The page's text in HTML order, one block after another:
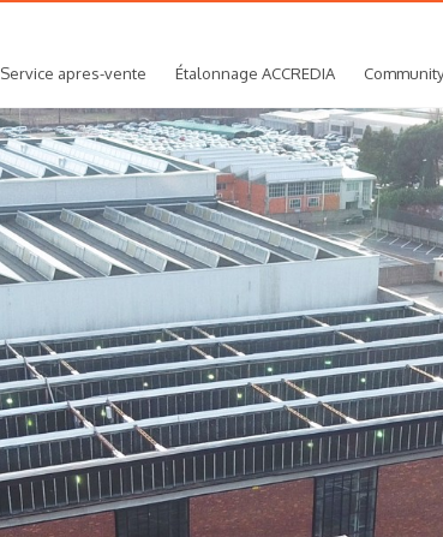
Service apres-vente Étalonnage ACCREDIA Community